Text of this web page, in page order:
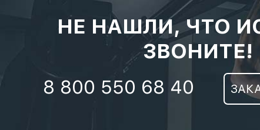
НЕ НАШЛИ, ЧТО
ЗВОНИТЕ!
8 800 550 68 40